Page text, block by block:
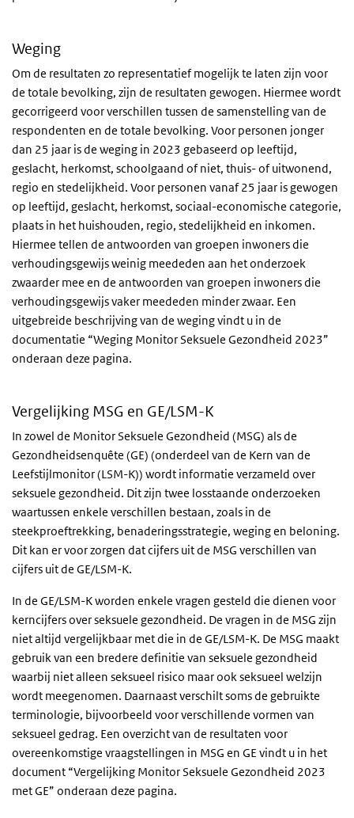
Weging
Om de resultaten zo representatief mogelijk te laten zijn voor
de totale bevolking, zijn de resultaten gewogen. Hiermee wordt
gecorrigeerd voor verschillen tussen de samenstelling van de
respondenten en de totale bevolking. Voor personen jonger
dan 25 jaar is de weging in 2023 gebaseerd op leeftijd,
geslacht, herkomst, schoolgaand of niet, thuis- of uitwonend,
regio en stedelijkheid. Voor personen vanaf 25 jaar is gewogen
op leeftijd, geslacht, herkomst, sociaal-economische categorie,
plaats in het huishouden, regio, stedelijkheid en inkomen.
Hiermee tellen de antwoorden van groepen inwoners die
verhoudingsgewijs weinig meededen aan het onderzoek
zwaarder mee en de antwoorden van groepen inwoners die
verhoudingsgewijs vaker meededen minder zwaar. Een
uitgebreide beschrijving van de weging vindt u in de
documentatie “Weging Monitor Seksuele Gezondheid 2023”
onderaan deze pagina.
Vergelijking MSG en GE/LSM-K
In zowel de Monitor Seksuele Gezondheid (MSG) als de
Gezondheidsenquête (GE) (onderdeel van de Kern van de
Leefstijlmonitor (LSM-K)) wordt informatie verzameld over
seksuele gezondheid. Dit zijn twee losstaande onderzoeken
waartussen enkele verschillen bestaan, zoals in de
steekproeftrekking, benaderingsstrategie, weging en beloning.
Dit kan er voor zorgen dat cijfers uit de MSG verschillen van
cijfers uit de GE/LSM-K.
In de GE/LSM-K worden enkele vragen gesteld die dienen voor
kerncijfers over seksuele gezondheid. De vragen in de MSG zijn
niet altijd vergelijkbaar met die in de GE/LSM-K. De MSG maakt
gebruik van een bredere definitie van seksuele gezondheid
waarbij niet alleen seksueel risico maar ook seksueel welzijn
wordt meegenomen. Daarnaast verschilt soms de gebruikte
terminologie, bijvoorbeeld voor verschillende vormen van
seksueel gedrag. Een overzicht van de resultaten voor
overeenkomstige vraagstellingen in MSG en GE vindt u in het
document “Vergelijking Monitor Seksuele Gezondheid 2023
met GE” onderaan deze pagina.